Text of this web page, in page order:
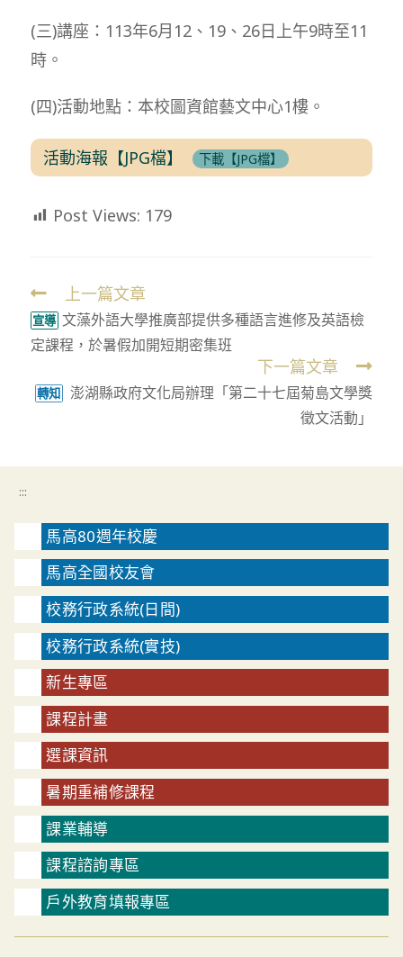
(三)講座：113年6月12、19、26日上午9時至11
時。
(四)活動地點：本校圖資館藝文中心1樓。
活動海報【JPG檔】 下載【JPG檔】
Post Views: 179
Read
more
articles
上一篇文章
宣導 文藻外語大學推廣部提供多種語言進修及英語檢
定課程，於暑假加開短期密集班
下一篇文章
轉知
澎湖縣政府文化局辦理「第二十七屆菊島文學獎
徵文活動」
:::
馬高80週年校慶
馬高全國校友會
校務行政系統(日間)
校務行政系統(實技)
新生專區
課程計畫
選課資訊
暑期重補修課程
課業輔導
課程諮詢專區
戶外教育填報專區